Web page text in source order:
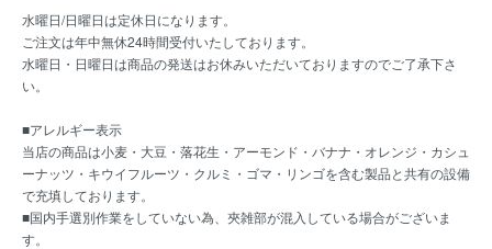
水曜日/日曜日は定休日になります。
ご注文は年中無休24時間受付いたしております。
水曜日・日曜日は商品の発送はお休みいただいておりますのでご了承下さ
い。
■アレルギー表示
当店の商品は小麦・大豆・落花生・アーモンド・バナナ・オレンジ・カシュ
ーナッツ・キウイフルーツ・クルミ・ゴマ・リンゴを含む製品と共有の設備
で充填しております。
■国内手選別作業をしていない為、夾雑部が混入している場合がございま
す。